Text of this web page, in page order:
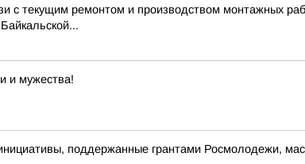
с текущим ремонтом и производством монтажных
и мужества!
поддержанные грантами Росмолодежи,